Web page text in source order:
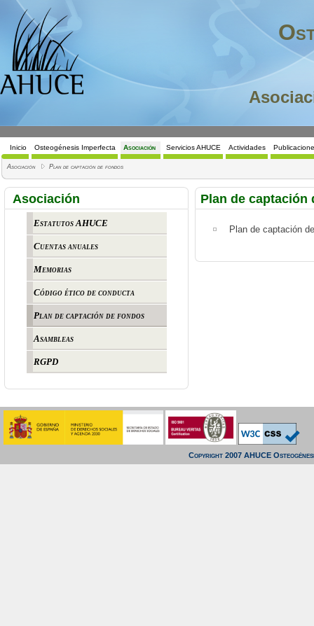
Inicio Osteogénesis Imperfecta Asociación Servicios AHUCE Actividades
Asociación Plan de captación de fondos
Asociación
Estatutos AHUCE
Cuentas anuales
Memorias
Código ético de conducta
Plan de captación de fondos
Asambleas
RGPD
Plan de captación
Plan de captación
Copyright 2007 AHUCE